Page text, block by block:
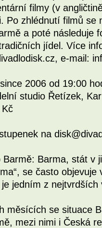
filmy (v
Po zhlédnutí filmů se
a poté následuje
jídel. Více
e-mail:
2006 od 19:00
studio Řetízek,
na
Barmě: Barma, stát v
se často
jedním z
měsících se situace
mezi nimi i Česká